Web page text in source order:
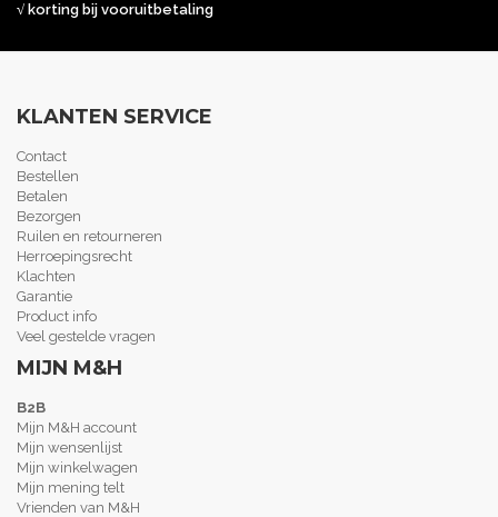
√ korting bij vooruitbetaling
KLANTEN SERVICE
Contact
Bestellen
Betalen
Bezorgen
Ruilen en retourneren
Herroepingsrecht
Klachten
Garantie
Product info
Veel gestelde vragen
MIJN M&H
B2B
Mijn M&H account
Mijn wensenlijst
Mijn winkelwagen
Mijn mening telt
Vrienden van M&H